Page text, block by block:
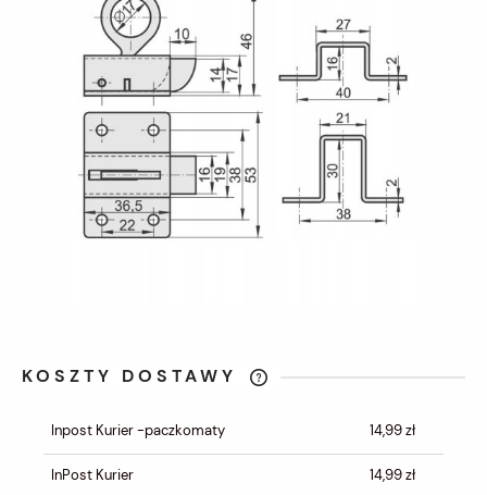
KOSZTY DOSTAWY
KOSZTÓW PŁATNOŚCI
Inpost Kurier -paczkomaty 14,99 zł
InPost Kurier 14,99 zł